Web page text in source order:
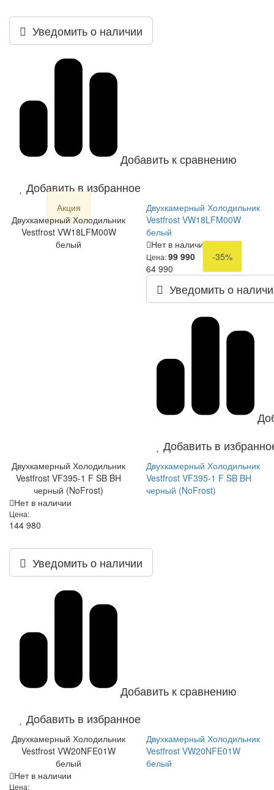
Уведомить о наличии
Добавить к сравнению
Добавить в избранное
Акция
Двухкамерный Холодильник
Vestfrost VW18LFM00W
белый
Двухкамерный Холодильник
Vestfrost VW18LFM00W
белый
Нет в наличии
Цена:99 990
-35%
64 990
Уведомить о
Добавить в
Двухкамерный Холодильник
Vestfrost VF395-1 F SB BH
черный (NoFrost)
Двухкамерный Холодильник
Vestfrost VF395-1 F SB BH
черный (NoFrost)
Нет в наличии
Цена:
144 980
Уведомить о наличии
Добавить к сравнению
Добавить в избранное
Двухкамерный Холодильник
Vestfrost VW20NFE01W
белый
Двухкамерный Холодильник
Vestfrost VW20NFE01W
белый
Нет в наличии
Цена: